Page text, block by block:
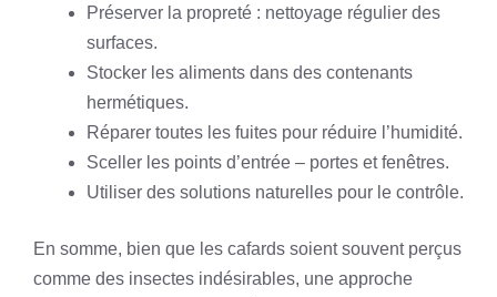
Préserver la propreté : nettoyage régulier des
surfaces.
Stocker les aliments dans des contenants
hermétiques.
Réparer toutes les fuites pour réduire l’humidité.
Sceller les points d’entrée – portes et fenêtres.
Utiliser des solutions naturelles pour le contrôle.
En somme, bien que les cafards soient souvent perçus
comme des insectes indésirables, une approche